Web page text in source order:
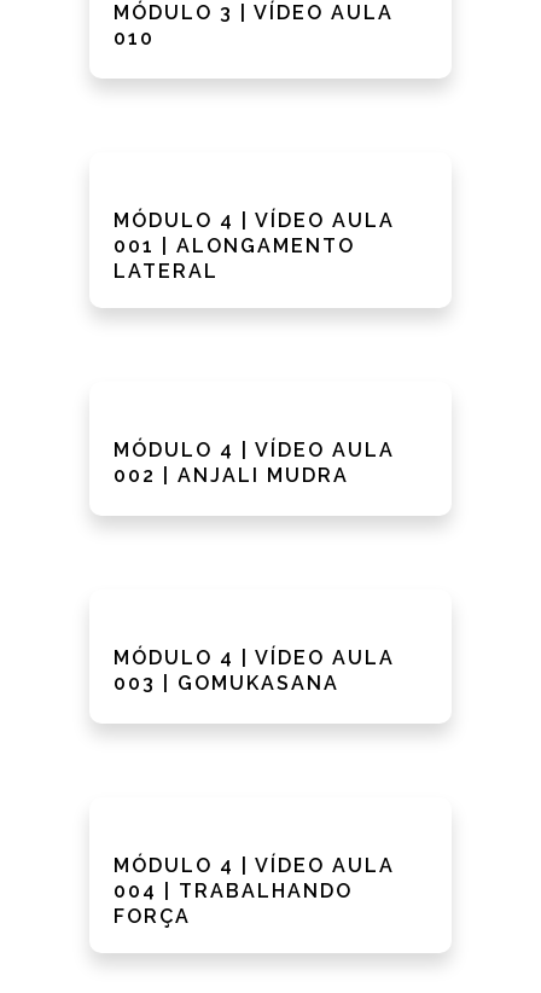
MÓDULO 3 | VÍDEO AULA
010
MÓDULO 4 | VÍDEO AULA
001 | ALONGAMENTO
LATERAL
MÓDULO 4 | VÍDEO AULA
002 | ANJALI MUDRA
MÓDULO 4 | VÍDEO AULA
003 | GOMUKASANA
MÓDULO 4 | VÍDEO AULA
004 | TRABALHANDO
FORÇA